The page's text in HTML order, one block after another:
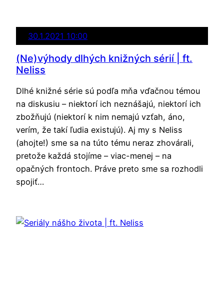
30.1.2021 10:00
(Ne)výhody dlhých knižných sérií | ft.
Neliss
Dlhé knižné série sú podľa mňa vďačnou témou
na diskusiu – niektorí ich neznášajú, niektorí ich
zbožňujú (niektorí k nim nemajú vzťah, áno,
verím, že takí ľudia existujú). Aj my s Neliss
(ahojte!) sme sa na túto tému neraz zhovárali,
pretože každá stojíme – viac-menej – na
opačných frontoch. Práve preto sme sa rozhodli
spojiť…